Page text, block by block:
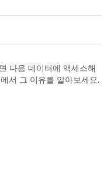
다음 데이터에 액세스해
에서 그 이유를 알아보세요.